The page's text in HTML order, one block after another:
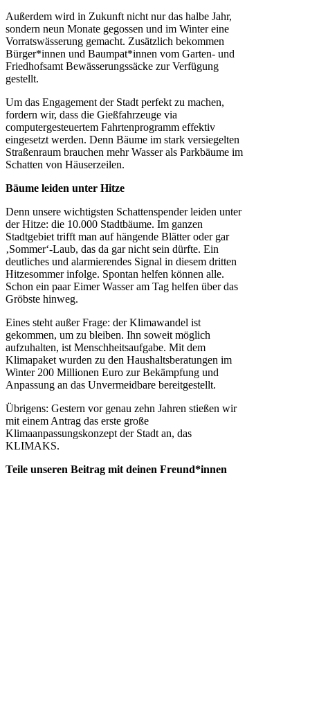
Außerdem wird in Zukunft nicht nur das halbe Jahr,
sondern neun Monate gegossen und im Winter eine
Vorratswässerung gemacht. Zusätzlich bekommen
Bürger*innen und Baumpat*innen vom Garten- und
Friedhofsamt Bewässerungssäcke zur Verfügung
gestellt.
Um das Engagement der Stadt perfekt zu machen,
fordern wir, dass die Gießfahrzeuge via
computergesteuertem Fahrtenprogramm effektiv
eingesetzt werden. Denn Bäume im stark versiegelten
Straßenraum brauchen mehr Wasser als Parkbäume im
Schatten von Häuserzeilen.
Bäume leiden unter Hitze
Denn unsere wichtigsten Schattenspender leiden unter
der Hitze: die 10.000 Stadtbäume. Im ganzen
Stadtgebiet trifft man auf hängende Blätter oder gar
‚Sommer‘-Laub, das da gar nicht sein dürfte. Ein
deutliches und alarmierendes Signal in diesem dritten
Hitzesommer infolge. Spontan helfen können alle.
Schon ein paar Eimer Wasser am Tag helfen über das
Gröbste hinweg.
Eines steht außer Frage: der Klimawandel ist
gekommen, um zu bleiben. Ihn soweit möglich
aufzuhalten, ist Menschheitsaufgabe. Mit dem
Klimapaket wurden zu den Haushaltsberatungen im
Winter 200 Millionen Euro zur Bekämpfung und
Anpassung an das Unvermeidbare bereitgestellt.
Übrigens: Gestern vor genau zehn Jahren stießen wir
mit einem Antrag das erste große
Klimaanpassungskonzept der Stadt an, das
KLIMAKS.
Teile unseren Beitrag mit deinen Freund*innen